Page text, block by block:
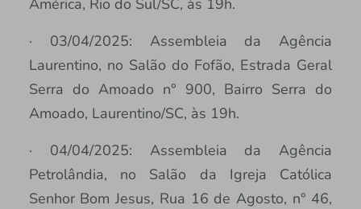
· 03/04/2025: Assembleia da Agência
Laurentino, no Salão do Fofão, Estrada Geral
Serra do Amoado n° 900, Bairro Serra do
Amoado, Laurentino/SC, às 19h.
· 04/04/2025: Assembleia da Agência
Petrolândia, no Salão da Igreja Católica
Senhor Bom Jesus, Rua 16 de Agosto, n° 46,